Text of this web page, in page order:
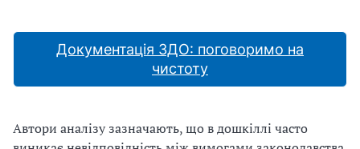
Документація ЗДО: поговоримо на
чистоту
Автори аналізу зазначають, що в дошкіллі часто